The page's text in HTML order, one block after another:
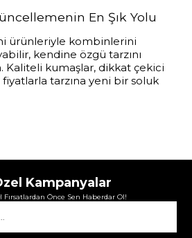
En Şık Yolu
ürünleriyle kombinlerini
kendine özgü tarzını
Kaliteli kumaşlar, dikkat çekici
tarzına yeni bir soluk
Kampanyalar
Fırsatlardan Önce Sen Haberdar Ol!